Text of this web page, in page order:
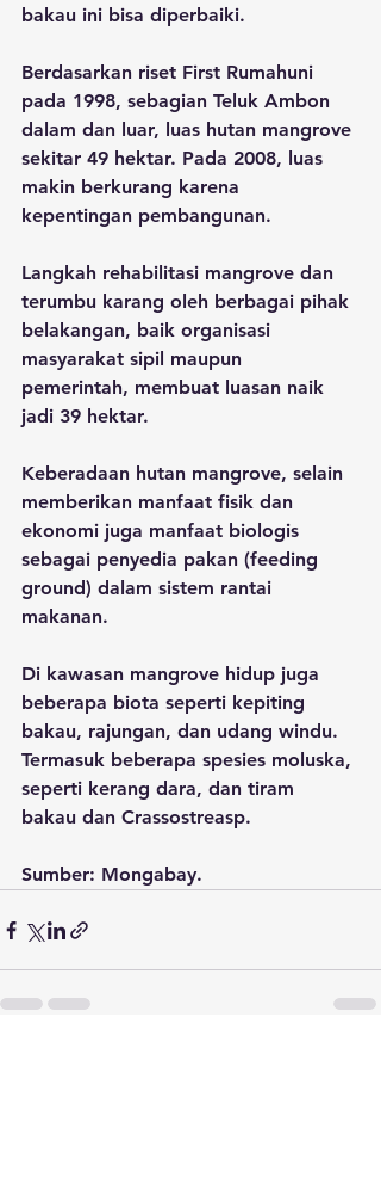
bakau ini bisa diperbaiki.
Berdasarkan riset First Rumahuni
pada 1998, sebagian Teluk Ambon
dalam dan luar, luas hutan mangrove
sekitar 49 hektar. Pada 2008, luas
makin berkurang karena
kepentingan pembangunan.
Langkah rehabilitasi mangrove dan
terumbu karang oleh berbagai pihak
belakangan, baik organisasi
masyarakat sipil maupun
pemerintah, membuat luasan naik
jadi 39 hektar.
Keberadaan hutan mangrove, selain
memberikan manfaat fisik dan
ekonomi juga manfaat biologis
sebagai penyedia pakan (feeding
ground) dalam sistem rantai
makanan.
Di kawasan mangrove hidup juga
beberapa biota seperti kepiting
bakau, rajungan, dan udang windu.
Termasuk beberapa spesies moluska,
seperti kerang dara, dan tiram
bakau dan Crassostreasp.
Sumber: Mongabay.